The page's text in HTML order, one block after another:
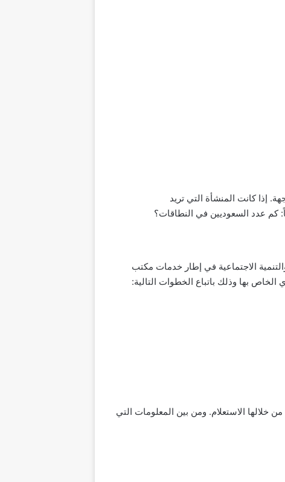
إذا كانت المنشأة التي تريد
كم عدد السعوديين في النطاقات؟
الاجتماعية في إطار خدمات مكتب
بها وذلك باتباع الخطوات التالية:
الاستعلام. ومن بين المعلومات التي